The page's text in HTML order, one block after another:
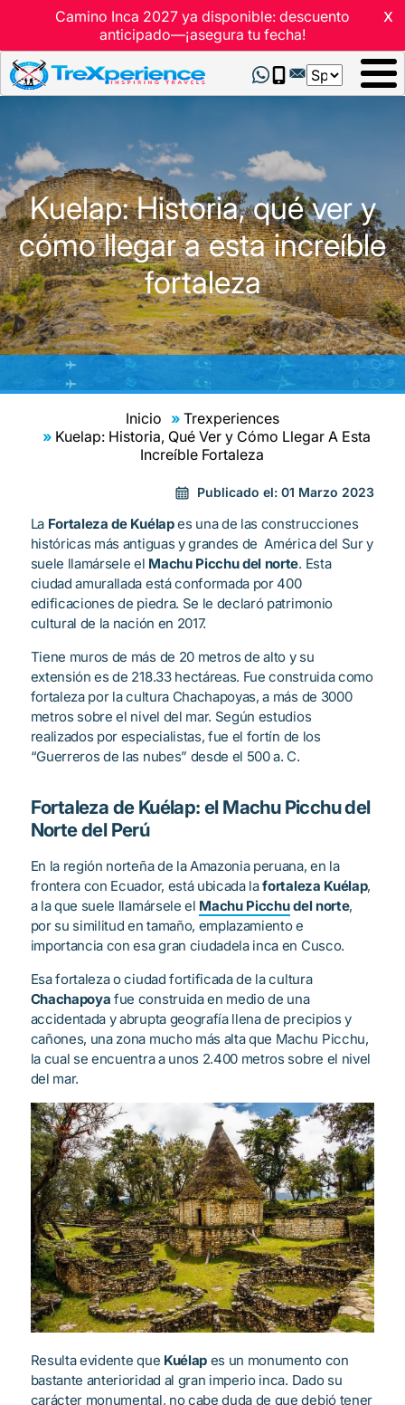
x
Camino Inca 2027 ya disponible: descuento
anticipado—¡asegura tu fecha!
Select
your
Kuelap: Historia, qué ver y
cómo llegar a esta increíble
fortaleza
Inicio
Trexperiences
Kuelap: Historia, Qué Ver y Cómo Llegar A Esta
Increíble Fortaleza
Publicado el:01 Marzo 2023
La Fortaleza de Kuélapes una de las construcciones
históricas más antiguas y grandes de América del Sur y
suele llamársele el Machu Picchu del norte. Esta
ciudad amurallada está conformada por 400
edificaciones de piedra. Se le declaró patrimonio
cultural de la nación en 2017.
Tiene muros de más de 20 metros de alto y su
extensión es de 218.33 hectáreas. Fue construida como
fortaleza por la cultura Chachapoyas, a más de 3000
metros sobre el nivel del mar. Según estudios
realizados por especialistas, fue el fortín de los
“Guerreros de las nubes” desde el 500 a. C.
Fortaleza de Kuélap: el Machu Picchu del
Norte del Perú
En la región norteña de la Amazonia peruana, en la
frontera con Ecuador, está ubicada lafortaleza Kuélap,
a la que suele llamársele el Machu Picchudel norte,
por su similitud en tamaño, emplazamiento e
importancia con esa gran ciudadela inca en Cusco.
Esa fortaleza o ciudad fortificada de la cultura
Chachapoya fue construida en medio de una
accidentada y abrupta geografía llena de precipios y
cañones, una zona mucho más alta que Machu Picchu,
la cual se encuentra a unos 2.400 metros sobre el nivel
del mar.
Resulta evidente que Kuélapes un monumento con
bastante anterioridad al gran imperio inca. Dado su
carácter monumental, no cabe duda de que debió tener